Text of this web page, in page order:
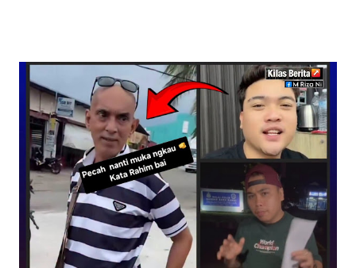
menggunakan rekod stok berkenaan sebagai kedudukan
sebenar. Mengikut pertuduhan, kesalahan itu dilakukan
tertuduh di Kuala Lumpur Kepong Berhad, Wisma Taiko
dalam daerah Ipoh di antara 14 Mac hingga 21 Jun 2024.
Perbuatan terbabit merupakan kesalahan menipu yang
boleh dihukum di bawah seksyen 417 Kanun Keseksaan iaitu
penjara tidak lebih lima tahun atau denda atau kedua-duanya
sekali jika sabit kesalahan. Dia bagaimanapun mengaku tidak
bersalah dan minta dibicarakan di hadapan Majistret